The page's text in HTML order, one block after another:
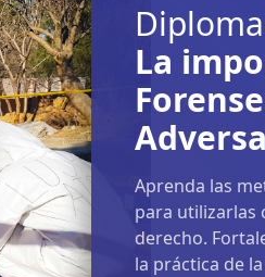
La
Aprenda las
para utilizarlas
derecho.
la práctica de